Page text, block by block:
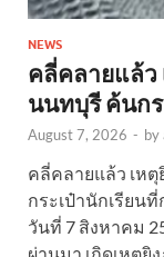
NEWS
คลี่คลายแล้ว
นนทบุรี ค้นกร
August 7, 2026 - by
คลี่คลายแล้ว เห
กระเป๋านักเรียน
วันที่ 7 สิงหาคม